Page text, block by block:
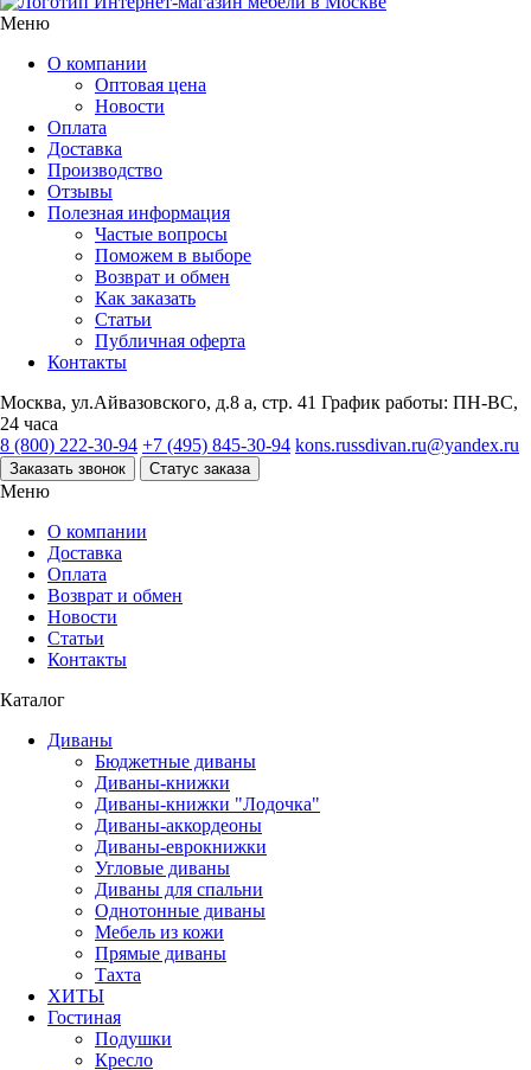
Меню
О компании
Оптовая цена
Новости
Оплата
Доставка
Производство
Отзывы
Полезная информация
Частые вопросы
Поможем в выборе
Возврат и обмен
Как заказать
Статьи
Публичная оферта
Контакты
Москва, ул.Айвазовского, д.8 а, стр. 41 График работы: ПН-ВС,
24 часа
8 (800) 222-30-94 +7 (495) 845-30-94 kons.russdivan.ru@yandex.ru
Заказать звонок Статус заказа
Меню
О компании
Доставка
Оплата
Возврат и обмен
Новости
Статьи
Контакты
Каталог
Диваны
Бюджетные диваны
Диваны-книжки
Диваны-книжки "Лодочка"
Диваны-аккордеоны
Диваны-еврокнижки
Угловые диваны
Диваны для спальни
Однотонные диваны
Мебель из кожи
Прямые диваны
Тахта
ХИТЫ
Гостиная
Подушки
Кресло